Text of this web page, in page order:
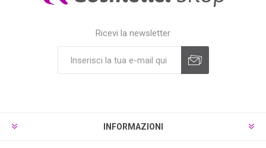
Ricevi la newsletter
INFORMAZIONI